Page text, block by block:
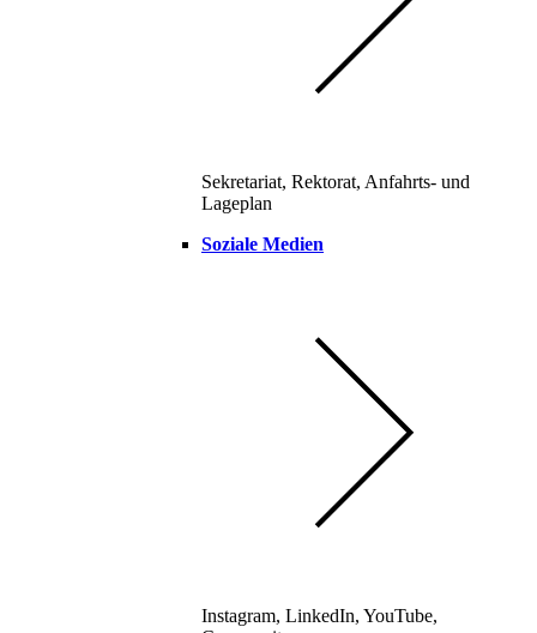
Sekretariat, Rektorat, Anfahrts- und
Lageplan
Soziale Medien
Instagram, LinkedIn, YouTube,